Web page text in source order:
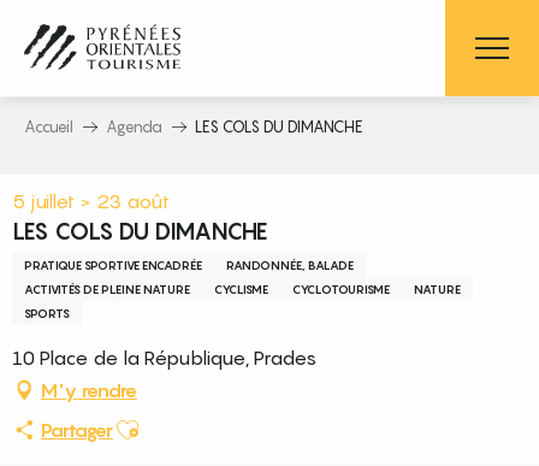
contenu
principal
Accueil Agenda LES COLS DU DIMANCHE
5 juillet > 23 août
LES COLS DU DIMANCHE
PRATIQUE SPORTIVE ENCADRÉE
RANDONNÉE, BALADE
ACTIVITÉS DE PLEINE NATURE
CYCLISME CYCLOTOURISME
NATURE
SPORTS
10 Place de la République, Prades
M'y rendre
PartagerAjouter aux favoris